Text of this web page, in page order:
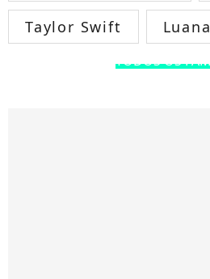
Taylor Swift
TODOS OS